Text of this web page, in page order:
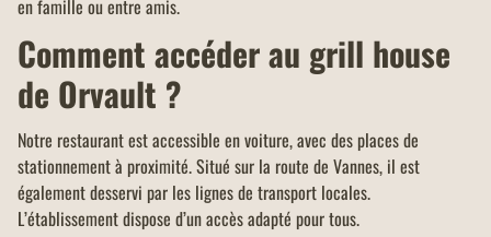
en famille ou entre amis.
Comment accéder au grill house
de Orvault ?
Notre restaurant est accessible en voiture, avec des places de
stationnement à proximité. Situé sur la route de Vannes, il est
également desservi par les lignes de transport locales.
L’établissement dispose d’un accès adapté pour tous.